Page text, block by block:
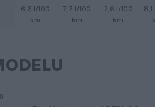
6,6 l/100
km
7,7 l/100
km
7,6 l/100
km